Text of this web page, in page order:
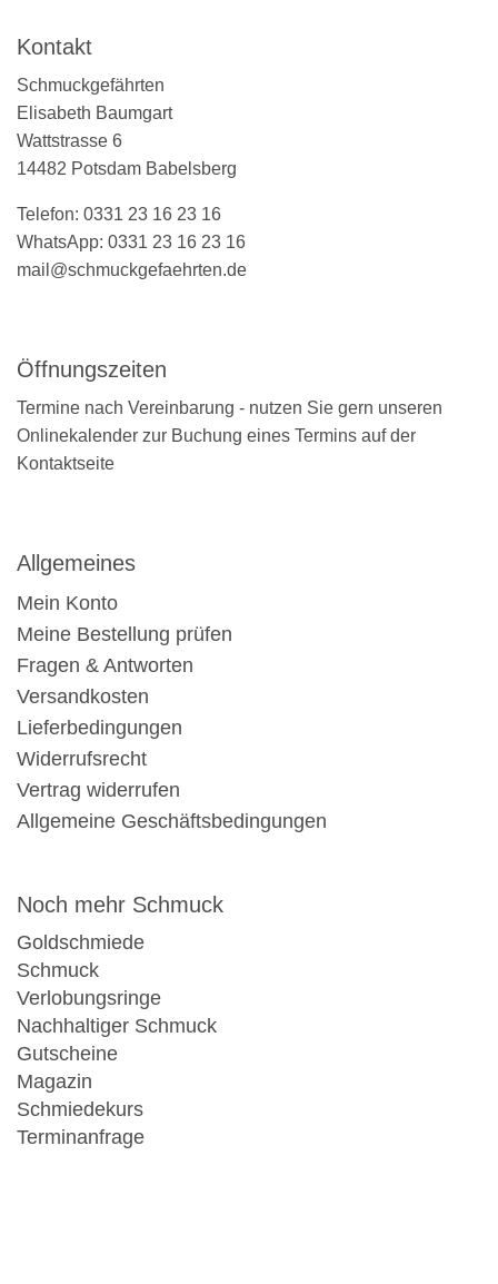
Kontakt
Schmuckgefährten
Elisabeth Baumgart
Wattstrasse 6
14482 Potsdam Babelsberg
Telefon: 0331 23 16 23 16
WhatsApp: 0331 23 16 23 16
mail@schmuckgefaehrten.de
Öffnungszeiten
Termine nach Vereinbarung - nutzen Sie gern unseren
Onlinekalender zur Buchung eines Termins auf der
Kontaktseite
Allgemeines
Mein Konto
Meine Bestellung prüfen
Fragen & Antworten
Versandkosten
Lieferbedingungen
Widerrufsrecht
Vertrag widerrufen
Allgemeine Geschäftsbedingungen
Noch mehr Schmuck
Goldschmiede
Schmuck
Verlobungsringe
Nachhaltiger Schmuck
Gutscheine
Magazin
Schmiedekurs
Terminanfrage